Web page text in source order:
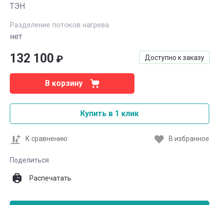
ТЭН
Разделение потоков нагрева
нет
Доступно к заказу
132 100 ₽
В корзину
Купить в 1 клик
К сравнению В избранное
Поделиться
Распечатать